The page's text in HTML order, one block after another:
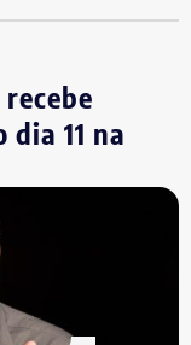
default’
TCE-RJ, os R$
entre junho e
de toda a
11 na